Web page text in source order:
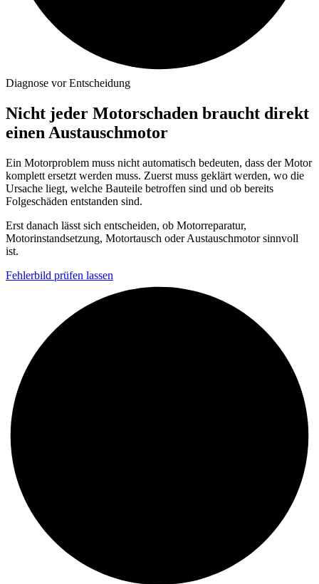
Diagnose vor Entscheidung
Nicht jeder Motorschaden braucht direkt
einen Austauschmotor
Ein Motorproblem muss nicht automatisch bedeuten, dass der Motor
komplett ersetzt werden muss. Zuerst muss geklärt werden, wo die
Ursache liegt, welche Bauteile betroffen sind und ob bereits
Folgeschäden entstanden sind.
Erst danach lässt sich entscheiden, ob Motorreparatur,
Motorinstandsetzung, Motortausch oder Austauschmotor sinnvoll
ist.
Fehlerbild prüfen lassen